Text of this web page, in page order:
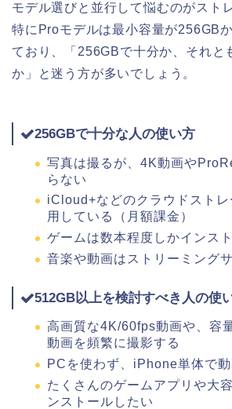
モデル選びと並行して悩むのがスト
特にProモデルは最小容量が256GB
ており、「256GBで十分か、それと
か」と迷う方が多いでしょう。
256GBで十分な人の使い方
写真は撮るが、4K動画や
らない
iCloud+などのクラウドスト
用している（月額課金）
ゲームは数本程度しかインス
音楽や動画はストリーミング
512GB以上を検討すべき人の使
高画質な4K/60fps動画や、容
動画を頻繁に撮影する
PCを使わず、iPhone単体で
たくさんのゲームアプリや大
ンストールしたい